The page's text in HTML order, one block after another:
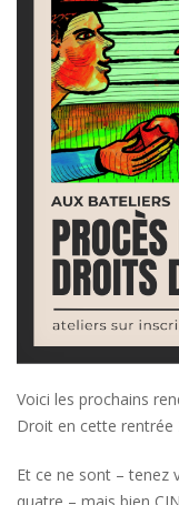
Voici les prochains
Droit en cette rentrée
Et ce ne sont – tenez